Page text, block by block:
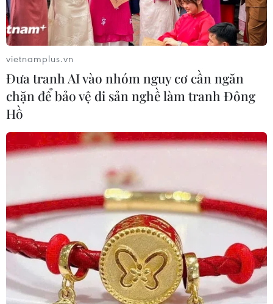
Phù hoa từ mảnh vụn:
Chuyện về ngôi chùa "tái chế" độc
nhất Việt Nam
21/04/2026 04:29
Cần Thơ: Xác lập kỷ lục Bản đồ Việt
Nam làm từ xôi nước cốt dừa lớn
nhất
14/04/2026 08:55
Cảnh báo rủi ro từ trào lưu sử dụng
dầu ăn thay dầu diesel tại CH Czech
08/04/2026 01:47
Bức họa Ấn Độ lập kỷ lục đấu giá gần
18 triệu USD
vietnamplus.vn
Đưa tranh AI vào nhóm nguy cơ cần ngăn
chặn để bảo vệ di sản nghề làm tranh Đông
Hồ